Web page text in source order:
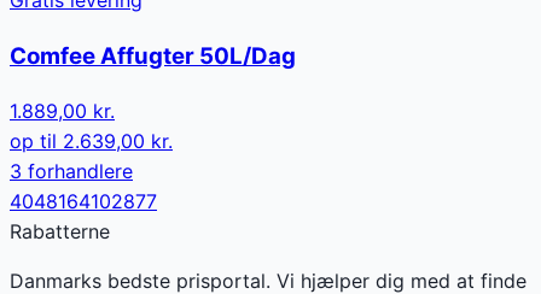
Comfee Affugter 50L/Dag
1.889,00 kr.
op til 2.639,00 kr.
3 forhandlere
4048164102877
Rabatterne
Danmarks bedste prisportal. Vi hjælper dig med at finde